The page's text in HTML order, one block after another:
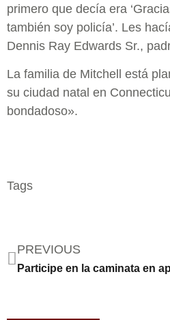
primero que decía era
también soy policía’. Les
Dennis Ray Edwards Sr.,
La familia de Mitchell está
su ciudad natal en
bondadoso».
Tags
PREVIOUS